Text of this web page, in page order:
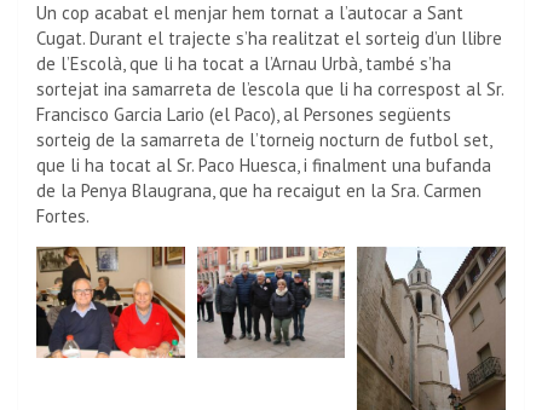
Un cop acabat el menjar hem tornat a l’autocar a Sant
Cugat. Durant el trajecte s’ha realitzat el sorteig d’un llibre
de l’Escolà, que li ha tocat a l’Arnau Urbà, també s’ha
sortejat ina samarreta de l’escola que li ha correspost al Sr.
Francisco Garcia Lario (el Paco), al Persones següents
sorteig de la samarreta de l’torneig nocturn de futbol set,
que li ha tocat al Sr. Paco Huesca, i finalment una bufanda
de la Penya Blaugrana, que ha recaigut en la Sra. Carmen
Fortes.